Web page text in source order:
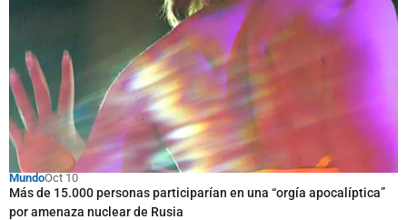
MundoOct 10
Más de 15.000 personas participarían en una “orgía apocalíptica”
por amenaza nuclear de Rusia